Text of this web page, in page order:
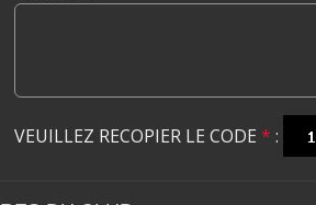
VEUILLEZ RECOPIER LE CODE * :